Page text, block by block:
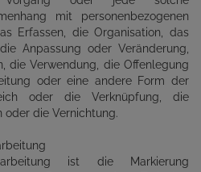
mit personenbezogenen
Erfassen, die Organisation, das
Anpassung oder Veränderung,
die Verwendung, die Offenlegung
oder eine andere Form der
oder die Verknüpfung, die
oder die Vernichtung.
ist die Markierung